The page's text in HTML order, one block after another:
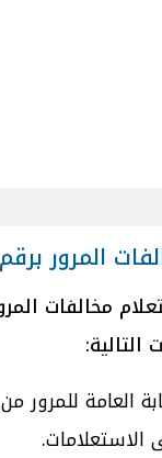
المرور
مخالفات
التالية:
العامة للمرور من